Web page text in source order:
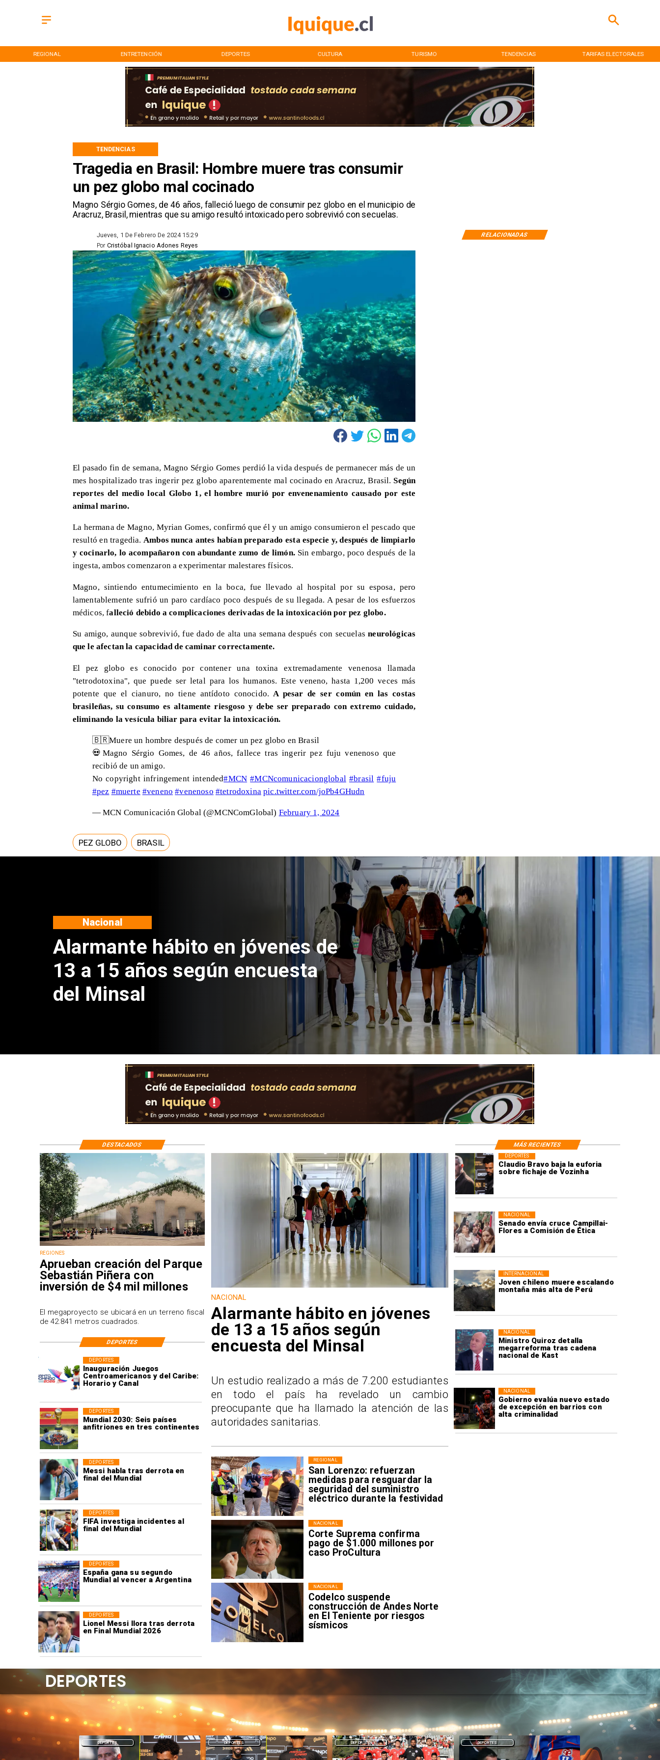
REGIONAL ENTRETENCIÓN DEPORTES CULTURA TURISMO TENDENCIAS TARIFAS ELECTORALES
Tragedia en Brasil: Hombre muere tras consumir
un pez globo mal cocinado
​Magno Sérgio Gomes, de 46 años, falleció luego de consumir pez globo en el municipio de
Aracruz, Brasil, mientras que su amigo resultó intoxicado pero sobrevivió con secuelas.
TENDENCIAS
RELACIONADAS
Jueves, 1 De Febrero De 2024 15:29
Cristóbal Ignacio Adones Reyes
Por
El pasado fin de semana, Magno Sérgio Gomes perdió la vida después de permanecer más de un
mes hospitalizado tras ingerir pez globo aparentemente mal cocinado en Aracruz, Brasil.Según
reportes del medio local Globo 1, el hombre murió por envenenamiento causado por este
animal marino.
​La hermana de Magno, Myrian Gomes, confirmó que él y un amigo consumieron el pescado que
resultó en tragedia.Ambos nunca antes habían preparado esta especie y, después de limpiarlo
y cocinarlo, lo acompañaron con abundante zumo de limón. Sin embargo, poco después de la
ingesta, ambos comenzaron a experimentar malestares físicos.
Magno, sintiendo entumecimiento en la boca, fue llevado al hospital por su esposa, pero
lamentablemente sufrió un paro cardíaco poco después de su llegada. A pesar de los esfuerzos
médicos, falleció debido a complicaciones derivadas de la intoxicación por pez globo.
Su amigo, aunque sobrevivió, fue dado de alta una semana después con secuelas neurológicas
que le afectan la capacidad de caminar correctamente.
El pez globo es conocido por contener una toxina extremadamente venenosa llamada
"tetrodotoxina", que puede ser letal para los humanos. Este veneno, hasta 1,200 veces más
potente que el cianuro, no tiene antídoto conocido. A pesar de ser común en las costas
brasileñas, su consumo es altamente riesgoso y debe ser preparado con extremo cuidado,
eliminando la vesícula biliar para evitar la intoxicación.
🇧🇷Muere un hombre después de comer un pez globo en Brasil
💀Magno Sérgio Gomes, de 46 años, fallece tras ingerir pez fuju venenoso que
recibió de un amigo.
No copyright infringement intended#MCN #MCNcomunicacionglobal #brasil #fuju
#pez #muerte #veneno #venenoso #tetrodoxina pic.twitter.com/joPb4GHudn
— MCN Comunicación Global (@MCNComGlobal) February 1, 2024
PEZ GLOBO BRASIL
Aprueban creación del Parque
Sebastián Piñera con inversión
de $4 mil millones
Regiones
Claudio Bravo baja la euforia
sobre fichaje de Vozinha
DEPORTES
Senado envía cruce Campillai-
Flores a Comisión de Ética
NACIONAL
Joven chileno muere escalando
montaña más alta de Perú
INTERNACIONAL
Ministro Quiroz detalla
megarreforma tras cadena
nacional de Kast
NACIONAL
Gobierno evalúa nuevo estado
de excepción en barrios con
alta criminalidad
NACIONAL
Inauguración Juegos
Centroamericanos y del Caribe:
Horario y Canal
DEPORTES
Mundial 2030: Seis países
anfitriones en tres continentes
DEPORTES
Messi habla tras derrota en
final del Mundial
DEPORTES
FIFA investiga incidentes al
final del Mundial
DEPORTES
España gana su segundo
Mundial al vencer a Argentina
DEPORTES
Lionel Messi llora tras derrota
en Final Mundial 2026
DEPORTES
San Lorenzo: refuerzan
medidas para resguardar la
seguridad del suministro
eléctrico durante la festividad
REGIONAL
Corte Suprema confirma
pago de $1.000 millones por
caso ProCultura
NACIONAL
Codelco suspende
construcción de Andes Norte
en El Teniente por riesgos
sísmicos
NACIONAL
REGIONES
Aprueban creación del Parque
Sebastián Piñera con
inversión de $4 mil millones
El megaproyecto se ubicará en un terreno fiscal
de 42.841 metros cuadrados.
NACIONAL
Alarmante hábito en jóvenes
de 13 a 15 años según
encuesta del Minsal
Un estudio realizado a más de 7.200 estudiantes
en todo el país ha revelado un cambio
preocupante que ha llamado la atención de las
autoridades sanitarias.
DESTACADOS MÁS RECIENTES
DEPORTES
DEPORTES DEPORTES DEPORTES DEPORTES
DEPORTES